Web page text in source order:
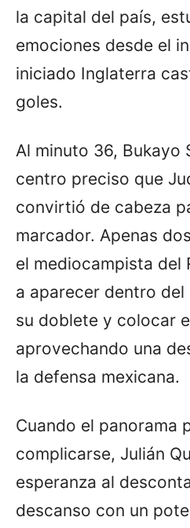
la capital del país,
emociones desde el
iniciado Inglaterra
goles.
Al minuto 36, Bukayo
centro preciso que
convirtió de cabeza
marcador. Apenas
el mediocampista del
a aparecer dentro
su doblete y colocar
aprovechando una
la defensa mexicana.
Cuando el panorama
complicarse, Julián
esperanza al
descanso con un